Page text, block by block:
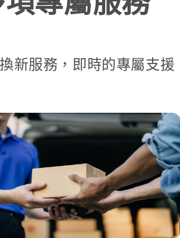
新服務，即時的專屬支援